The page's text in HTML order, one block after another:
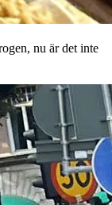
nu är det inte